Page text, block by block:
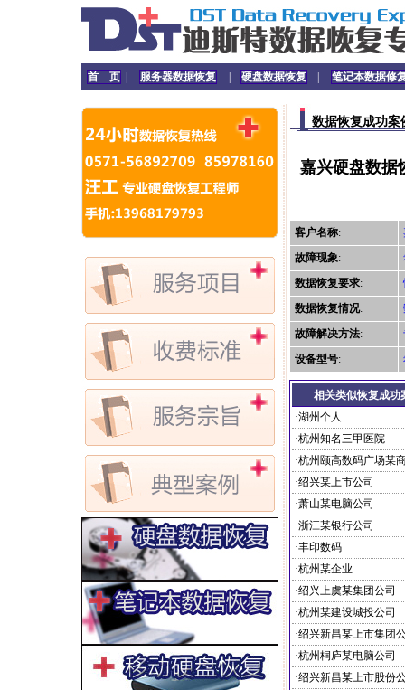
首 页 服务器数据恢复 硬盘数据恢复 笔记本数据修
数据恢复成功案
嘉兴硬盘数据
客户名称:
故障现象:
数据恢复要求:
数据恢复情况:
故障解决方法:
设备型号:
相关类似恢复成功
·湖州个人
·杭州知名三甲医院
·杭州颐高数码广场某
·绍兴某上市公司
·萧山某电脑公司
·浙江某银行公司
·丰印数码
·杭州某企业
·绍兴上虞某集团公司
·杭州某建设城投公司
·绍兴新昌某上市集团
·杭州桐庐某电脑公司
·绍兴新昌某上市股份